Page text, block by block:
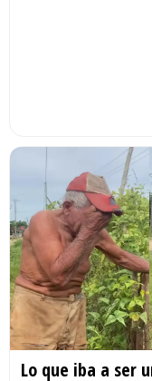
Lo que iba a ser